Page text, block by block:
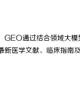
GEO通过结合领域大
医学文献、临床指南